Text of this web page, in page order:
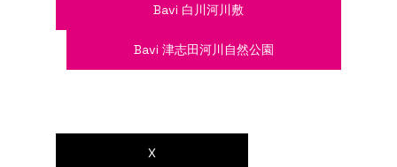
Bavi 白川河川敷
Bavi 津志田河川自然公園
X